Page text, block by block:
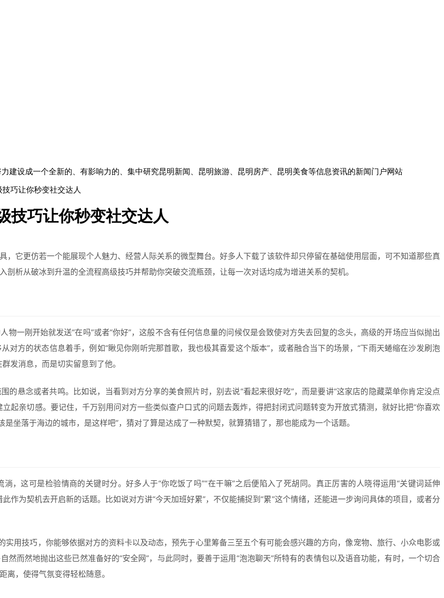
建设成一个全新的、有影响力的、集中研究昆明新闻、昆明旅游、昆明房产、昆明美食等信息资讯的新闻门户网站
巧让你秒变社交达人
技巧让你秒变社交达人
，它更仿若一个能展现个人魅力、经营人际关系的微型舞台。好多人下载了该软件却只停留在基础使用层面，可不知道那些真
析从破冰到升温的全流程高级技巧并帮助你突破交流瓶颈，让每一次对话均成为增进关系的契机。
物一刚开始就发送“在吗”或者“你好”，这般不含有任何信息量的问候仅是会致使对方失去回复的念头，高级的开场应当似抛出
对方的状态信息着手，例如“瞅见你刚听完那首歌，我也极其喜爱这个版本”，或者融合当下的场景，“下雨天蜷缩在沙发刷泡
发消息，而是切实留意到了他。
的悬念或者共鸣。比如说，当看到对方分享的美食照片时，别去说“看起来很好吃”，而是要讲“这家店的隐藏菜单你肯定没点
起亲切感。要记住，千万别用问对方一些类似查户口式的问题去轰炸，得把封闭式问题转变为开放式猜测，就好比把“你喜欢
坐落于海边的城市，是这样吧”，猜对了算是达成了一种默契，就算猜错了，那也能成为一个话题。
，这可是检验情商的关键时分。好多人于“你吃饭了吗”“在干嘛”之后便陷入了死胡同。真正厉害的人晓得运用“关键词延伸
作为契机去开启新的话题。比如说对方讲“今天加班好累”，不仅能捕捉到“累”这个情绪，还能进一步询问具体的项目，或者分
实用技巧，你能够依据对方的资料卡以及动态，预先于心里筹备三至五个有可能会感兴趣的方向，像宠物、旅行、小众电影或
而然地抛出这些已然准备好的“安全网”，与此同时，要善于运用“泡泡聊天”所特有的表情包以及语音功能，有时，一个切合
离，使得气氛变得轻松随意。